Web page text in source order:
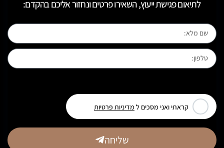
לתיאום פגישת ייעוץ, השאירו פרטים ונחזור אליכם בהקדם:
קראתי ואני מסכים ל מדיניות פרטיות
שליחה